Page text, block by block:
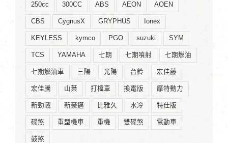
250cc 300CC ABS AEON AOEN
CBS CygnusX GRYPHUS Ionex
KEYLESS kymco PGO suzuki SYM
TCS YAMAHA 七期 七期噴射 七期燃油
七期燃油車 三陽 光陽 台鈴 宏佳藤
宏佳騰 山葉 打檔車 換電版 摩特動力
新勁戰 新豪邁 比雅久 水冷 特仕版
碟煞 重型機車 重機 雙碟煞 電動車
鼓煞